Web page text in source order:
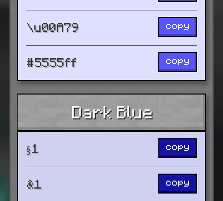
\u00A79 copy
#5555ff copy
Dark Blue
§1 copy
&1 copy